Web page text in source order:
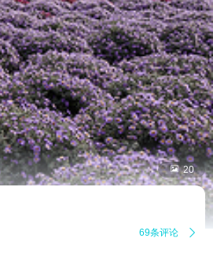
 20
69条评论 